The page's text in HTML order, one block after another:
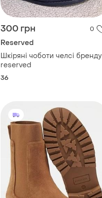
300 грн 0
Reserved
Шкіряні чоботи челсі бренду
reserved
36